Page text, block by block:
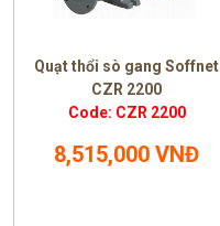
Quạt thổi sò gang Soffnet
CZR 2200
Code: CZR 2200
8,515,000 VNĐ